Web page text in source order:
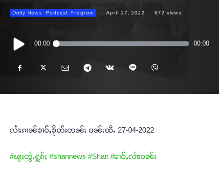
Daily News Podcast Program April 27, 2022 672 views
Audio
Player
00:00 00:00
လၢႆးၵၢၼ်ၶၢဝ်ႇၶိုတ်းတၼ်း ဝၼ်းထီႉ 27-04-2022
#ၽူႈတွႆႇႁွၵ်ႈ #shannews #Shan #ၶၢဝ်ႇလၢႆးဝၼ်း